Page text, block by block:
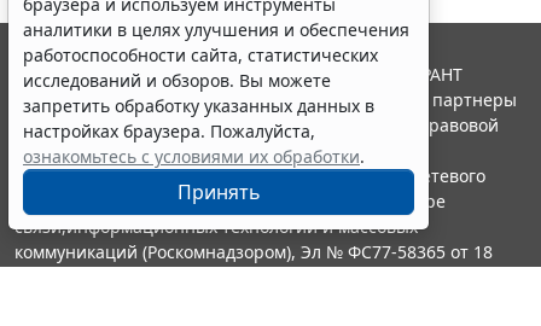
аналитики в целях улучшения и обеспечения
работоспособности сайта, статистических
исследований и обзоров. Вы можете
запретить обработку указанных данных в
настройках браузера. Пожалуйста,
ознакомьтесь с условиями их обработки.
Принять
© ООО "НПП "ГАРАНТ-СЕРВИС", 2026. Система ГАРАНТ
выпускается с 1990 года. Компания "Гарант" и ее партнеры
являются участниками Российской ассоциации правовой
информации ГАРАНТ.
Портал ГАРАНТ.РУ зарегистрирован в качестве сетевого
издания Федеральной службой по надзору в сфере
связи,информационных технологий и массовых
коммуникаций (Роскомнадзором), Эл № ФС77-58365 от 18